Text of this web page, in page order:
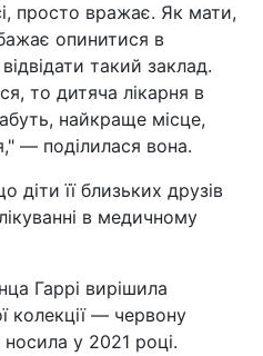
просто вражає. Як мати,
опинитися в
такий заклад.
то дитяча лікарня в
найкраще місце,
— поділилася вона.
діти її близьких друзів
в медичному
Гаррі вирішила
колекції — червону
у 2021 році.